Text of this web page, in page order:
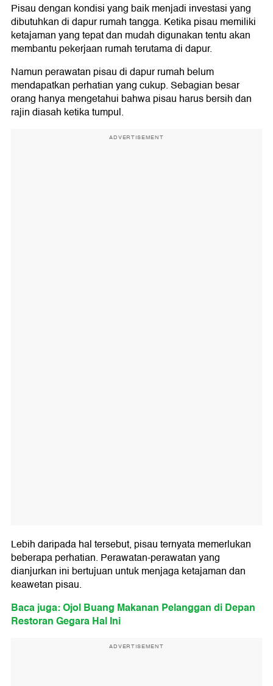
Pisau dengan kondisi yang baik menjadi investasi yang
dibutuhkan di dapur rumah tangga. Ketika pisau memiliki
ketajaman yang tepat dan mudah digunakan tentu akan
membantu pekerjaan rumah terutama di dapur.
Namun perawatan pisau di dapur rumah belum
mendapatkan perhatian yang cukup. Sebagian besar
orang hanya mengetahui bahwa pisau harus bersih dan
rajin diasah ketika tumpul.
ADVERTISEMENT
Lebih daripada hal tersebut, pisau ternyata memerlukan
beberapa perhatian. Perawatan-perawatan yang
dianjurkan ini bertujuan untuk menjaga ketajaman dan
keawetan pisau.
Baca juga: Ojol Buang Makanan Pelanggan di Depan
Restoran Gegara Hal Ini
ADVERTISEMENT